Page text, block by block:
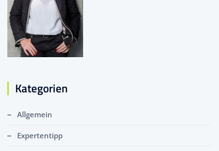
Kategorien
Allgemein
Expertentipp